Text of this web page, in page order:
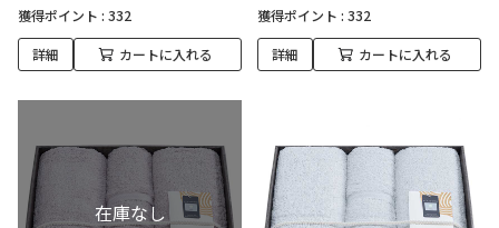
獲得ポイント : 332
詳細 カートに入れる
獲得ポイント : 332
詳細 カートに入れる